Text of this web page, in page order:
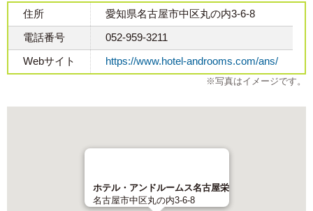
住所
愛知県名古屋市中区丸の内3-6-8
電話番号
052-959-3211
Webサイト
https://www.hotel-androoms.com/ans/
※写真はイメージです。
ホテル・アンドルームス名古屋栄
名古屋市中区丸の内3-6-8